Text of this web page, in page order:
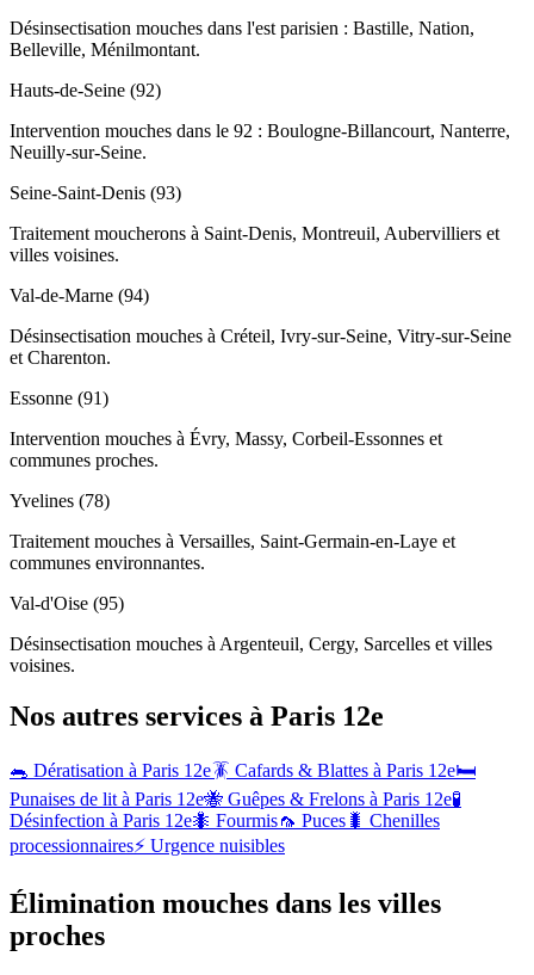
Désinsectisation mouches dans l'est parisien : Bastille, Nation,
Belleville, Ménilmontant.
Hauts-de-Seine (92)
Intervention mouches dans le 92 : Boulogne-Billancourt, Nanterre,
Neuilly-sur-Seine.
Seine-Saint-Denis (93)
Traitement moucherons à Saint-Denis, Montreuil, Aubervilliers et
villes voisines.
Val-de-Marne (94)
Désinsectisation mouches à Créteil, Ivry-sur-Seine, Vitry-sur-Seine
et Charenton.
Essonne (91)
Intervention mouches à Évry, Massy, Corbeil-Essonnes et
communes proches.
Yvelines (78)
Traitement mouches à Versailles, Saint-Germain-en-Laye et
communes environnantes.
Val-d'Oise (95)
Désinsectisation mouches à Argenteuil, Cergy, Sarcelles et villes
voisines.
Nos autres services à Paris 12e
🐀 Dératisation à Paris 12e🪳 Cafards & Blattes à Paris 12e🛏️
Punaises de lit à Paris 12e🐝 Guêpes & Frelons à Paris 12e🧪
Désinfection à Paris 12e🐜 Fourmis🦟 Puces 🐛 Chenilles
processionnaires⚡ Urgence nuisibles
Élimination mouches dans les villes
proches